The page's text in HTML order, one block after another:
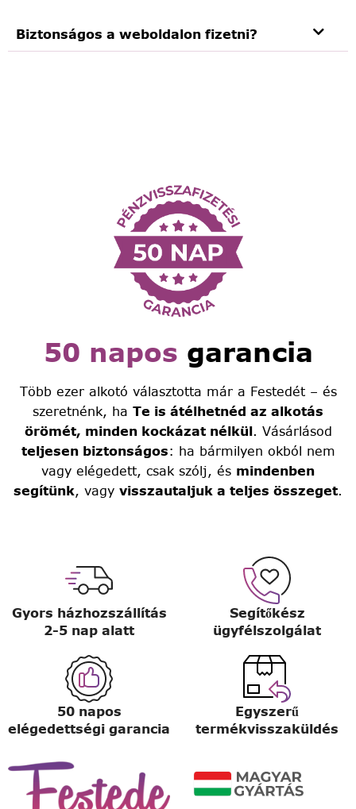
Biztonságos a weboldalon fizetni?
50 napos garancia
Több ezer alkotó választotta már a Festedét – és
szeretnénk, ha Te is átélhetnéd az alkotás
örömét, minden kockázat nélkül. Vásárlásod
teljesen biztonságos: ha bármilyen okból nem
vagy elégedett, csak szólj, és mindenben
segítünk, vagy visszautaljuk a teljes összeget.
Gyors házhozszállítás
2-5 nap alatt
Segítőkész
ügyfélszolgálat
50 napos
elégedettségi garancia
Egyszerű
termékvisszaküldés